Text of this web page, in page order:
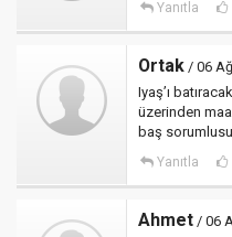
Yanıtla
Ortak / 06
Iyaş’ı
üzerinden
baş sorumlusu.
Yanıtla
Ahmet / 06